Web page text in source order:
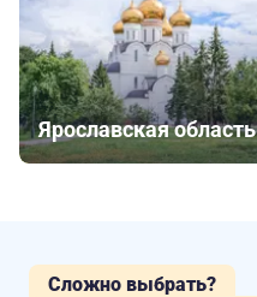
Ярославская область
Сложно выбрать?